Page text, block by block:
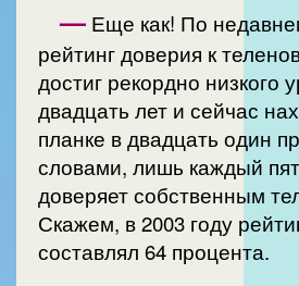
— Еще как! По
рейтинг доверия к
достиг рекордно низкого
двадцать лет и сейчас
планке в двадцать один
словами, лишь каждый
доверяет собственным
Скажем, в 2003 году
составлял 64 процента.